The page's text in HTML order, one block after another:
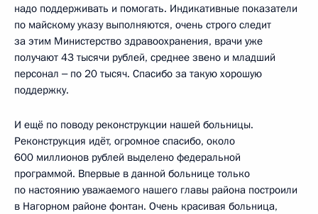
надо поддерживать и помогать. Индикативные показатели
по майскому указу выполняются, очень строго следит
за этим Министерство здравоохранения, врачи уже
получают 43 тысячи рублей, среднее звено и младший
персонал ‒ по 20 тысяч. Спасибо за такую хорошую
поддержку.
И ещё по поводу реконструкции нашей больницы.
Реконструкция идёт, огромное спасибо, около
600 миллионов рублей выделено федеральной
программой. Впервые в данной больнице только
по настоянию уважаемого нашего главы района построили
в Нагорном районе фонтан. Очень красивая больница,